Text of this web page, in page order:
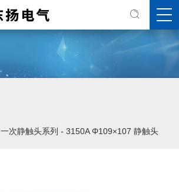
一次静触头系列 - 3150A Φ109×107 静触头